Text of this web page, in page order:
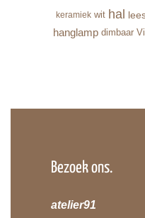
keramiek wit hal
hanglamp dimbaar
Bezoek ons.
atelier91